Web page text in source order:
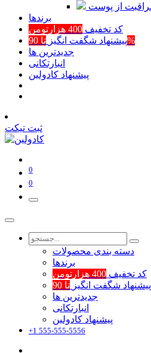
مراقبت از پوست
برند‌ها
کد تخفیف 400 هزارتومن
پیشنهاد شگفت انگیزتا 90%
جدیدترین ها
انبارتکانی
پیشنهاد کادولین
ثبت تیکت
0
0
دسته بندی محصولات
برند‌ها
کد تخفیف 400 هزارتومن
پیشنهاد شگفت انگیز
جدیدترین ها
انبارتکانی
پیشنهاد کادولین
+1 555-555-5556